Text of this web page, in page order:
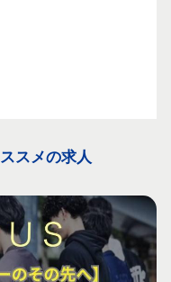
スメの求人